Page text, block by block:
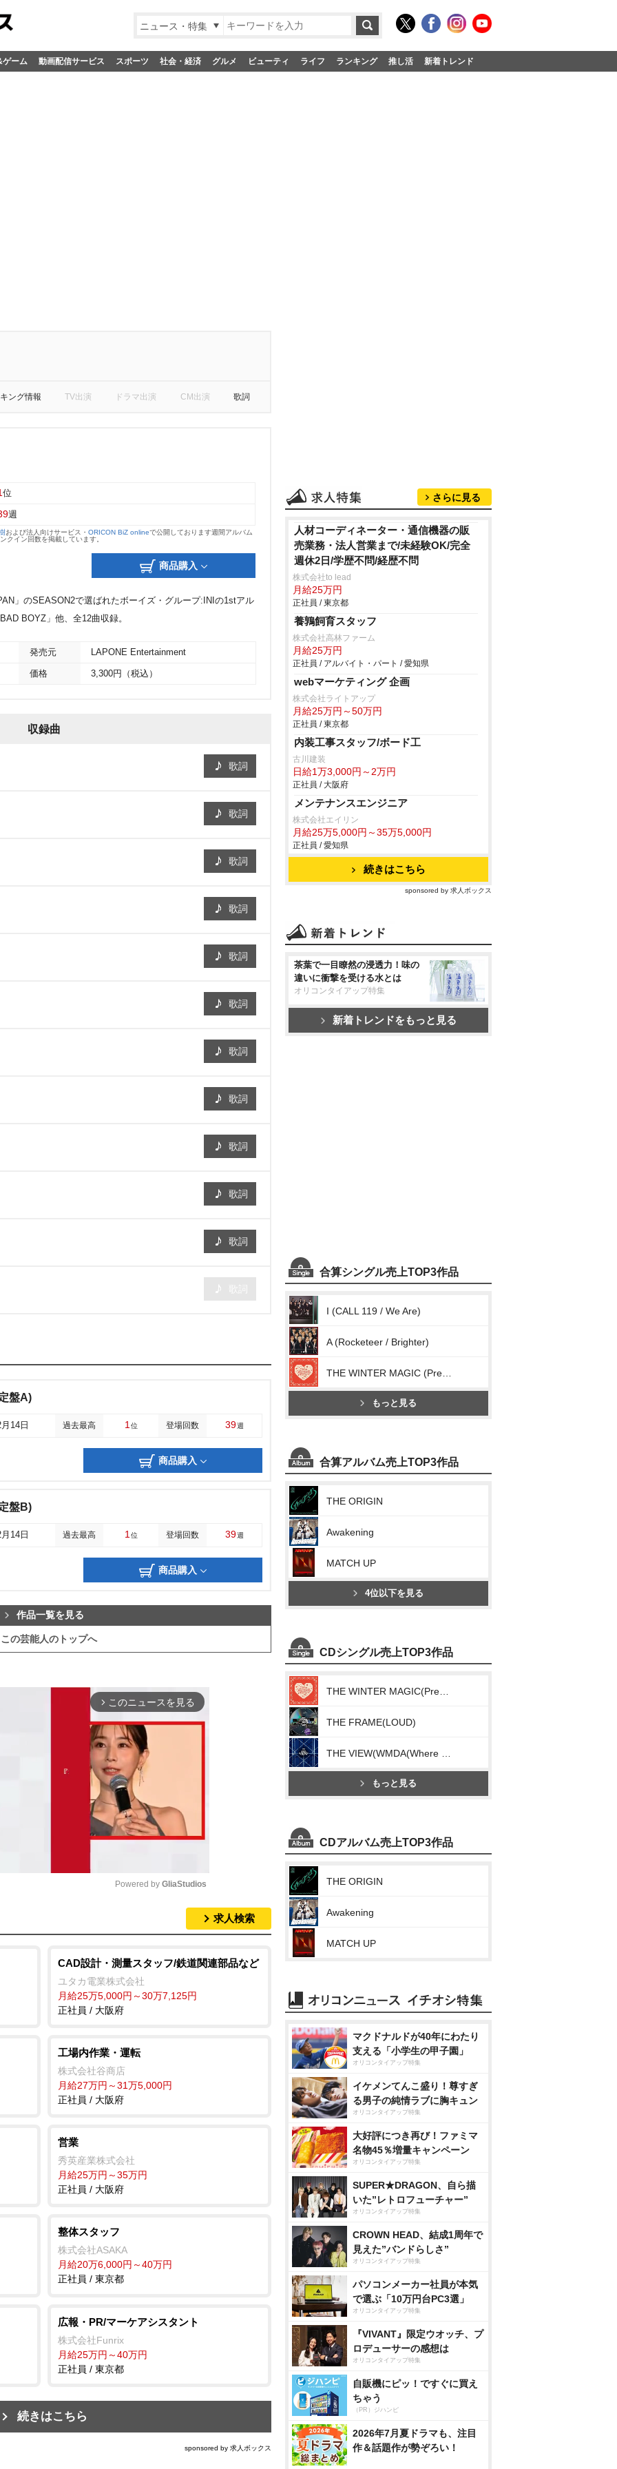
ニュース・特集
ゲーム 動画配信サービス スポーツ 社会・経済 グルメ ビューティ ライフ ランキング 推し活 新着トレンド
ング情報 TV出演 ドラマ出演 CM出演 歌詞
位
週
および法人向けサービス・ ORICON BiZ onlineで公開しております週間アルバム
クイン回数を掲載しています。
商品購入
」のSEASON2で選ばれたボーイズ・グループ:INIの1stアル
BOYZ」他、全12曲収録。
発売元 LAPONE Entertainment
価格 3,300円（税込）
収録曲
歌詞
歌詞
歌詞
歌詞
歌詞
歌詞
歌詞
歌詞
歌詞
歌詞
歌詞
盤A)
14日 過去最高 1 位 登場回数 39週
商品購入
盤B)
14日 過去最高 1 位 登場回数 39週
商品購入
作品一覧を見る
この芸能人のトップへ
arrow_forward_ios このニュースを見る
t
Powered by GliaStudios
求人検索
CAD設計・測量スタッフ/鉄道関連部品など
ユタカ電業株式会社
月給25万5,000円～30万7,125円
正社員 / 大阪府
工場内作業・運転
株式会社谷商店
月給27万円～31万5,000円
正社員 / 大阪府
営業
秀英産業株式会社
月給25万円～35万円
正社員 / 大阪府
整体スタッフ
株式会社ASAKA
月給20万6,000円～40万円
正社員 / 東京都
広報・PR/マーケアシスタント
株式会社Funrix
月給25万円～40万円
正社員 / 東京都
続きはこちら
sponsored by 求人ボックス
さらに見る
人材コーディネーター・通信機器の販
売業務・法人営業まで/未経験OK/完全
週休2日/学歴不問/経歴不問
株式会社to lead
月給25万円
正社員 / 東京都
養鶉飼育スタッフ
株式会社高林ファーム
月給25万円
正社員 / アルバイト・パート / 愛知県
webマーケティング 企画
株式会社ライトアップ
月給25万円～50万円
正社員 / 東京都
内装工事スタッフ/ボード工
古川建装
日給1万3,000円～2万円
正社員 / 大阪府
メンテナンスエンジニア
株式会社エイリン
月給25万5,000円～35万5,000円
正社員 / 愛知県
続きはこちら
sponsored by 求人ボックス
茶葉で一目瞭然の浸透力！味の
違いに衝撃を受ける水とは
オリコンタイアップ特集
新着トレンドをもっと見る
合算シングル売上TOP3作品
I (CALL 119 / We Are)
A (Rocketeer / Brighter)
もっと見る
合算アルバム売上TOP3作品
THE ORIGIN
Awakening
MATCH UP
4位以下を見る
CDシングル売上TOP3作品
THE FRAME(LOUD)
もっと見る
CDアルバム売上TOP3作品
THE ORIGIN
Awakening
MATCH UP
マクドナルドが40年にわたり
支える「小学生の甲子園」
オリコンタイアップ特集
イケメンてんこ盛り！尊すぎ
る男子の純情ラブに胸キュン
オリコンタイアップ特集
大好評につき再び！ファミマ
名物45％増量キャンペーン
オリコンタイアップ特集
SUPER★DRAGON、自ら描
いた”レトロフューチャー”
オリコンタイアップ特集
CROWN HEAD、結成1周年で
見えた”バンドらしさ”
オリコンタイアップ特集
パソコンメーカー社員が本気
で選ぶ「10万円台PC3選」
オリコンタイアップ特集
『VIVANT』限定ウオッチ、プ
ロデューサーの感想は
オリコンタイアップ特集
自販機にピッ！ですぐに買え
ちゃう
（PR）ジハンピ
2026年7月夏ドラマも、注目
作＆話題作が勢ぞろい！